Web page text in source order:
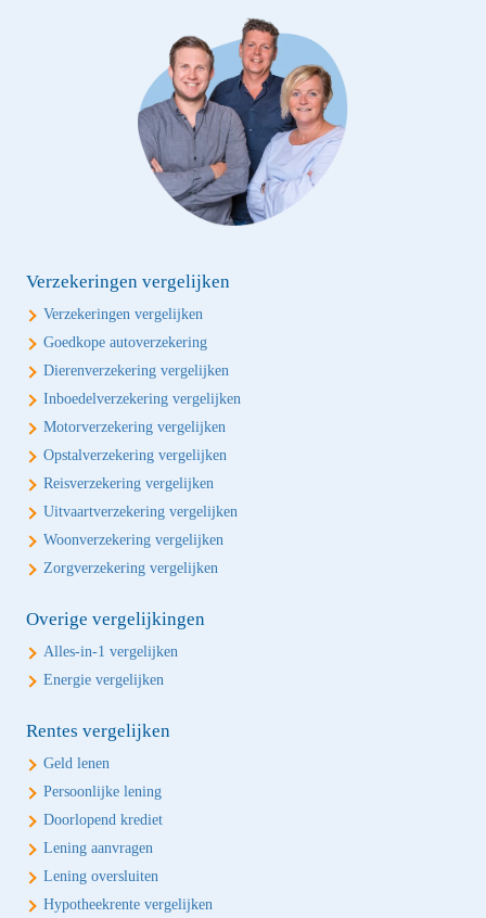
Verzekeringen vergelijken
Verzekeringen vergelijken
Goedkope autoverzekering
Dierenverzekering vergelijken
Inboedelverzekering vergelijken
Motorverzekering vergelijken
Opstalverzekering vergelijken
Reisverzekering vergelijken
Uitvaartverzekering vergelijken
Woonverzekering vergelijken
Zorgverzekering vergelijken
Overige vergelijkingen
Alles-in-1 vergelijken
Energie vergelijken
Rentes vergelijken
Geld lenen
Persoonlijke lening
Doorlopend krediet
Lening aanvragen
Lening oversluiten
Hypotheekrente vergelijken